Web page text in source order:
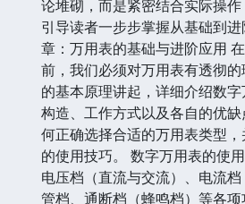
论堆砌，而是紧密结合实际操作
引导读者一步步掌握从基础到
章：万用表的基础与进阶应用
前，我们必须对万用表有透彻
的基本原理讲起，详细介绍数
构造、工作方式以及各自的优
何正确选择合适的万用表类型
的使用技巧。 数字万用表的使
电压档（直流与交流）、电流
管档、通断档（蜂鸣档）等各